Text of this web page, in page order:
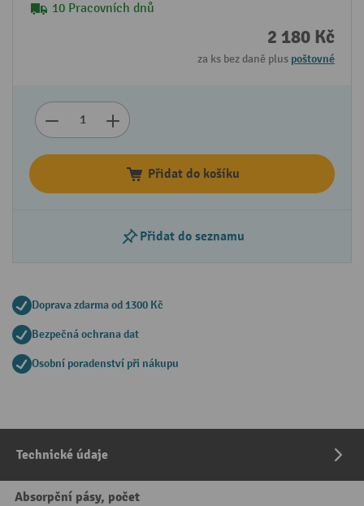
10 Pracovních dnů
2 180 Kč
za ks bez daně plus poštovné
Přidat do košíku
Přidat do seznamu
Doprava zdarma od 1300 Kč
Bezpečná ochrana dat
Osobní poradenství při nákupu
Technické údaje
Absorpční pásy, počet